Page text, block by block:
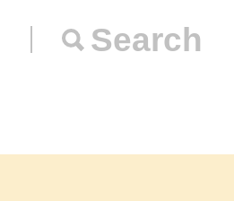
Search